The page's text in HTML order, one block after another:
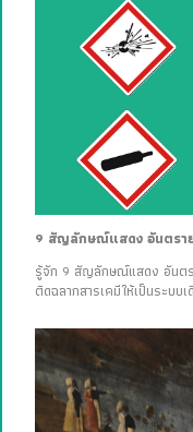
9 สัญลักษณ์แสดง อันตราย
รู้จัก 9 สัญลักษณ์แสดง อันตร
ติดฉลากสารเคมีให้เป็นระบ